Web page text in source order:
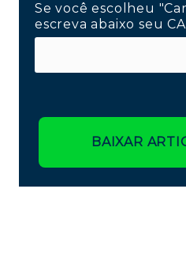
Se você escolheu
escreva abaixo seu
BAIXAR